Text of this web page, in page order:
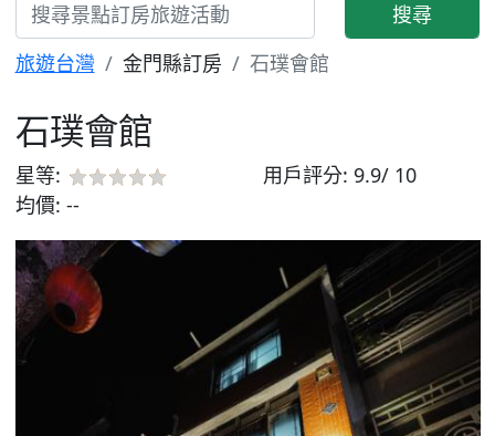
搜尋
旅遊台灣
金門縣訂房 石璞會館
石璞會館
星等: 用戶評分: 9.9/ 10
均價: --